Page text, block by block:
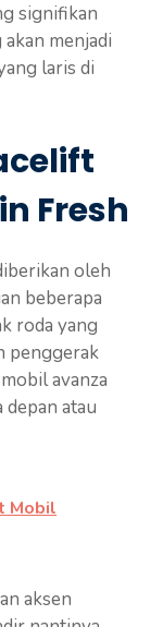
signifikan
menjadi
laris di
Fresh
oleh
beberapa
roda yang
penggerak
avanza
atau
Mobil
aksen